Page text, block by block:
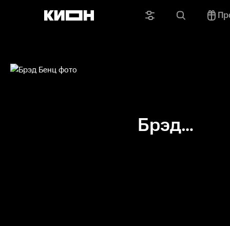
Брэд